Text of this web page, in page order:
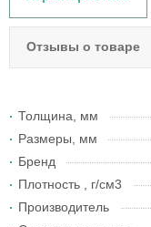
Отзывы о товаре
Толщина, мм
Размеры, мм
Бренд
Плотность , г/см3
Производитель